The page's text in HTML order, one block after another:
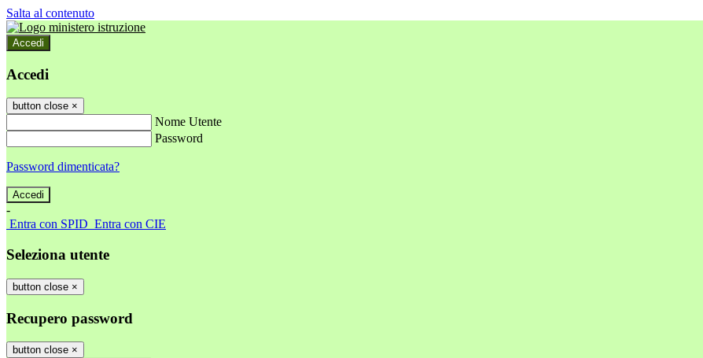
Salta al contenuto
Accedi
Accedi
button close ×
Nome Utente
Password
Password dimenticata?
-
Entra con SPID Entra con CIE
Seleziona utente
button close ×
Recupero password
button close ×